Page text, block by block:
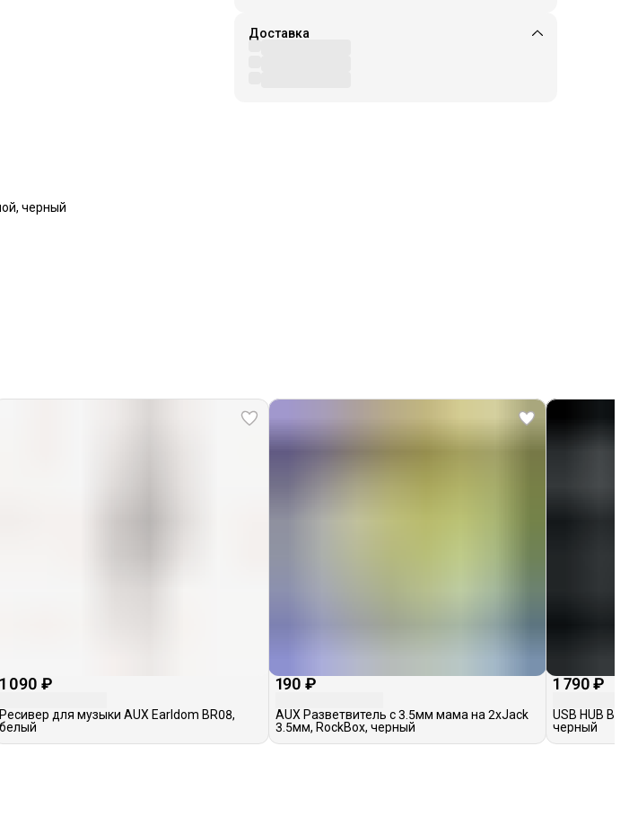
Доставка
черный
1 090 ₽
Ресивер для музыки AUX Earldom BR08,
белый
190 ₽
AUX Разветвитель с 3.5мм мама на 2хJack
3.5мм, RockBox, черный
1 790 ₽
USB HUB
черный